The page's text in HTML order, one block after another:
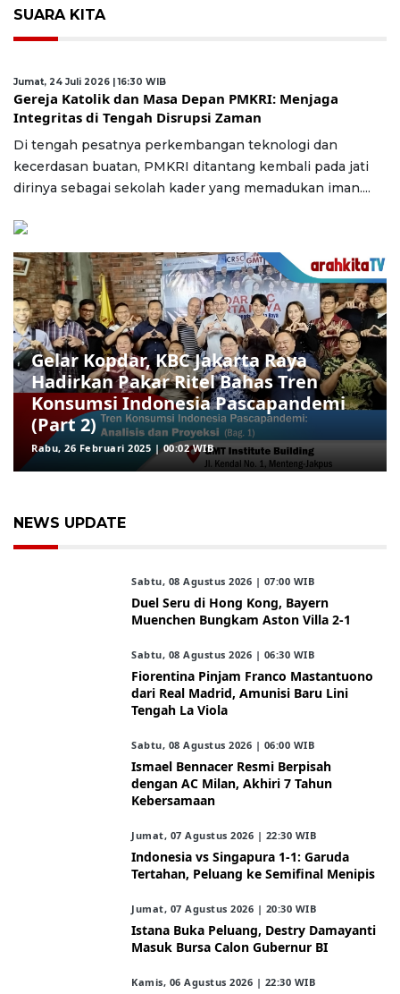
SUARA KITA
Jumat, 24 Juli 2026 | 16:30 WIB
Gereja Katolik dan Masa Depan PMKRI: Menjaga
Integritas di Tengah Disrupsi Zaman
Di tengah pesatnya perkembangan teknologi dan
kecerdasan buatan, PMKRI ditantang kembali pada jati
dirinya sebagai sekolah kader yang memadukan iman....
Gelar Kopdar, KBC Jakarta Raya
Hadirkan Pakar Ritel Bahas Tren
Konsumsi Indonesia Pascapandemi
(Part 2)
Rabu, 26 Februari 2025 | 00:02 WIB
NEWS UPDATE
Sabtu, 08 Agustus 2026 | 07:00 WIB
Duel Seru di Hong Kong, Bayern
Muenchen Bungkam Aston Villa 2-1
Sabtu, 08 Agustus 2026 | 06:30 WIB
Fiorentina Pinjam Franco Mastantuono
dari Real Madrid, Amunisi Baru Lini
Tengah La Viola
Sabtu, 08 Agustus 2026 | 06:00 WIB
Ismael Bennacer Resmi Berpisah
dengan AC Milan, Akhiri 7 Tahun
Kebersamaan
Jumat, 07 Agustus 2026 | 22:30 WIB
Indonesia vs Singapura 1-1: Garuda
Tertahan, Peluang ke Semifinal Menipis
Jumat, 07 Agustus 2026 | 20:30 WIB
Istana Buka Peluang, Destry Damayanti
Masuk Bursa Calon Gubernur BI
Kamis, 06 Agustus 2026 | 22:30 WIB